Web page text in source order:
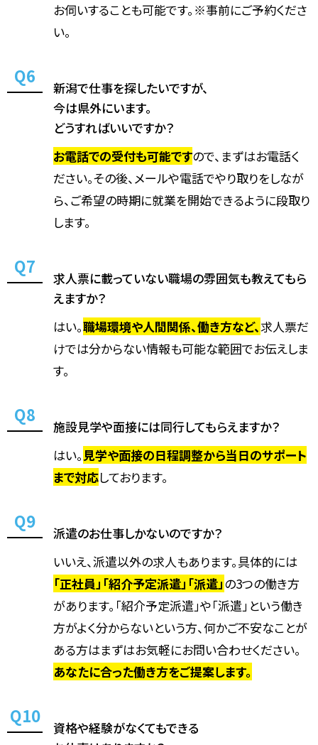
お伺いすることも可能です。※事前にご予約くださ
い。
新潟で仕事を探したいですが、
今は県外にいます。
どうすればいいですか？
お電話での受付も可能ですので、まずはお電話く
ださい。その後、メールや電話でやり取りをしなが
ら、ご希望の時期に就業を開始できるように段取り
します。
求人票に載っていない職場の雰囲気も教えてもら
えますか？
はい。職場環境や人間関係、働き方など、求人票だ
けでは分からない情報も可能な範囲でお伝えしま
す。
施設見学や面接には同行してもらえますか？
はい。見学や面接の日程調整から当日のサポート
まで対応しております。
派遣のお仕事しかないのですか？
いいえ、派遣以外の求人もあります。具体的には
「正社員」「紹介予定派遣」「派遣」の3つの働き方
があります。「紹介予定派遣」や「派遣」という働き
方がよく分からないという方、何かご不安なことが
ある方はまずはお気軽にお問い合わせください。
あなたに合った働き方をご提案します。
資格や経験がなくてもできる